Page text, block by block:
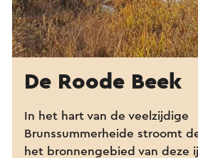
De Roode Beek
In het hart van de veelzijdige
Brunssummerheide stroomt
het bronnengebied van deze